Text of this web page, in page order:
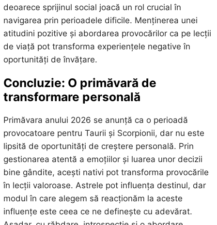
deoarece sprijinul social joacă un rol crucial în
navigarea prin perioadele dificile. Menținerea unei
atitudini pozitive și abordarea provocărilor ca pe lecții
de viață pot transforma experiențele negative în
oportunități de învățare.
Concluzie: O primăvară de
transformare personală
Primăvara anului 2026 se anunță ca o perioadă
provocatoare pentru Taurii și Scorpionii, dar nu este
lipsită de oportunități de creștere personală. Prin
gestionarea atentă a emoțiilor și luarea unor decizii
bine gândite, acești nativi pot transforma provocările
în lecții valoroase. Astrele pot influența destinul, dar
modul în care alegem să reacționăm la aceste
influențe este ceea ce ne definește cu adevărat.